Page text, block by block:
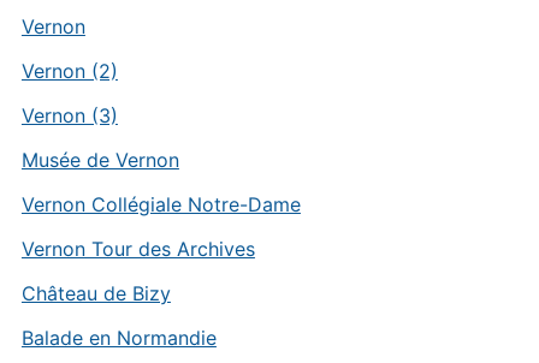
Vernon
Vernon (2)
Vernon (3)
Musée de Vernon
Vernon Collégiale Notre-Dame
Vernon Tour des Archives
Château de Bizy
Balade en Normandie